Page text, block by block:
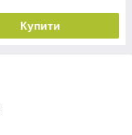
Купити